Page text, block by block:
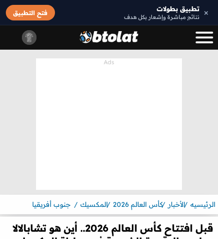
× تطبيق بطولات
نتائج مباشرة وإشعار بكل هدف
فتح التطبيق
الرئيسيه الأخبار كأس العالم 2026 المكسيك جنوب أفريقيا
قبل افتتاح كأس العالم 2026.. أين هو تشابالالا